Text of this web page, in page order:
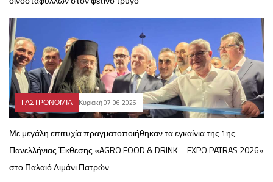
ΓΑΣΤΡΟΝΟΜΙΑ Κυριακή 07.06.2026
Με μεγάλη επιτυχία πραγματοποιήθηκαν τα εγκαίνια της 1ης
Πανελλήνιας Έκθεσης «AGRO FOOD & DRINK – EXPO PATRAS 2026»
στο Παλαιό Λιμάνι Πατρών